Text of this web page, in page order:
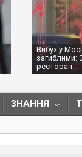
Вибух у
загиблими:
ресторан...
ЗНАННЯ